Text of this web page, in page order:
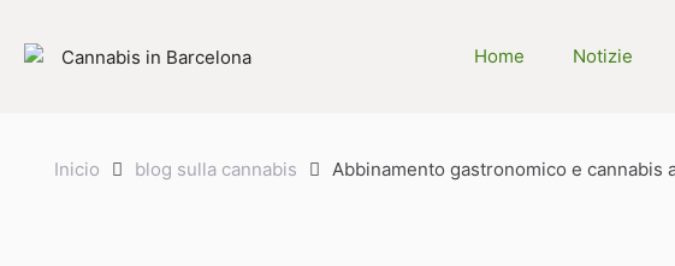
Home Notizie
Inicio blog sulla cannabis Abbinamento gastronomico e cannabis